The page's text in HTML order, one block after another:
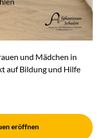
und Mädchen in
auf Bildung und Hilfe
eröffnen